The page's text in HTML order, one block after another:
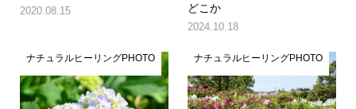
2020.08.15
どこか
2024.10.18
ナチュラルヒーリングPHOTO ナチュラルヒーリングPHOTO